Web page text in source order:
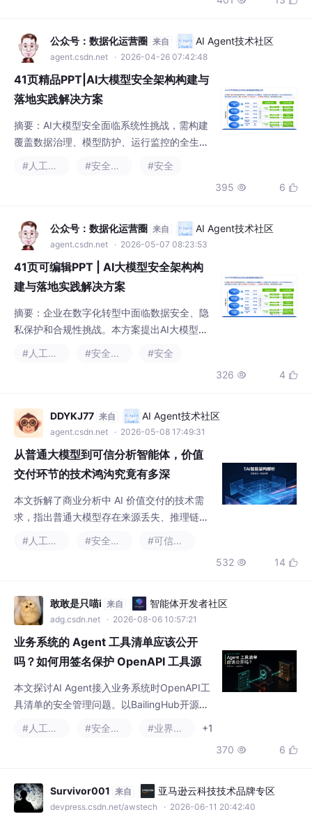
摘要：AI大模型安全面临系统性挑战，需构建
覆盖数据治理、模型防护、运行监控的全生命
周期防护体系。数据安全需建立全链条加密机
制，模型防护要形成三阶段纵深防御，运行监
控实现毫秒级异常感知。实践应分步实施，初
期聚焦高风险场景，最终形成安全左移的DevS
ecOps体系。该转型是企业构建AI时代数字免
于关键业务。（149字）
#人工智能 #安全架构
#安全
395  6 
公众号：数据化运营圈 来自 AI Agent技术社区
agent.csdn.net · 2026-05-07 08:23:53
摘要：企业在数字化转型中面临数据安全、隐
私保护和合规性挑战。本方案提出AI大模型安
全架构，通过数据加密、合规管理、AI自动
化、隐私保护和风险管理五大措施，保障数据
安全与业务连续性。方案采用端到端加密技
术，适配各地区合规要求，利用AI提升数据处
理效率，强化隐私保护，并提供全面的风险管
性，在竞争中保持优势。（150字）
#人工智能 #安全架构
#安全
326  4 
DDYKJ77 来自 AI Agent技术社区
agent.csdn.net · 2026-05-08 17:49:31
本文拆解了商业分析中 AI 价值交付的技术需
求，指出普通大模型存在来源丢失、推理链不
忠实、幻觉风险、无合规审计等局限。先见 AI
四大智能协同架构及企业级合规部署，从数
据、推理、输出、部署层面解决可信交付问
题，其与普通大模型的核心差距是工程设计目
#人工智能 #安全架构
#可信计算技术
 14 
敢敢是只喵i 来自 智能体开发者社区
adg.csdn.net · 2026-08-06 10:57:21
本文探讨AI Agent接入业务系统时OpenAPI工
具清单的安全管理问题。以BailingHub开源项
目为例，分析了工具清单暴露的业务风险，提
出应将清单访问控制作为独立安全层级，并与
工具暴露、请求认证和业务授权明确区分。重
点介绍了BailingHub v0.2.0通过"期望配置+实
测验证"的双重机制，采用正确签名、未签名和
最终强调安全设计需要将公开意图与实
#人工智能 #安全架构 #业界资讯
370  6 
Survivor001 来自 亚马逊云科技技术品牌专区
devpress.csdn.net/awstech· 2026-06-11 20:42:40
限容器”。这种理解不能说错，但不够本质。沙箱环境更准确的定
义是：让一个执行体可以运行，但只能在被限制的能力边界内运
#安全架构
#安全